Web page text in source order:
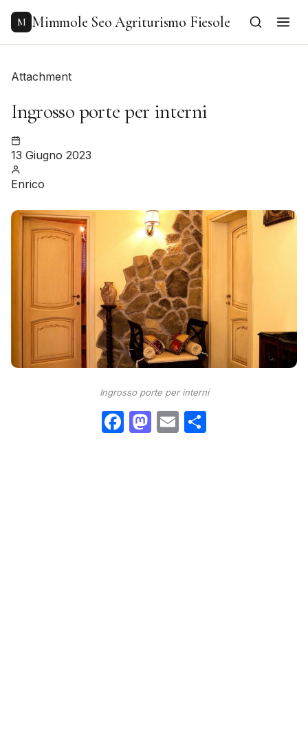
content
M Mimmole Seo Agriturismo Fiesole
Attachment
Ingrosso porte per interni
13 Giugno 2023
Enrico
Ingrosso porte per interni
Facebook
Mastodon
Email